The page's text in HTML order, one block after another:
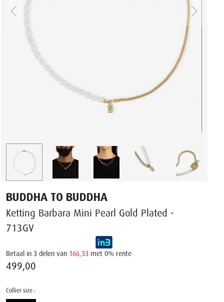
BUDDHA TO BUDDHA
Ketting Barbara Mini Pearl Gold Plated -
713GV
Betaal in 3 delen van 166,33 met 0% rente
499,00 ‌
Collier size :